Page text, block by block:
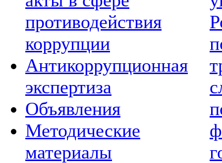
противодействия
коррупции
Антикоррупционная
экспертиза
Объявления
Методические
материалы